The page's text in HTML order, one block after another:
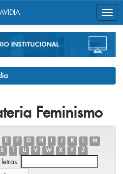
Feminismo
E F G H J K L
M
S U V W X Y Z